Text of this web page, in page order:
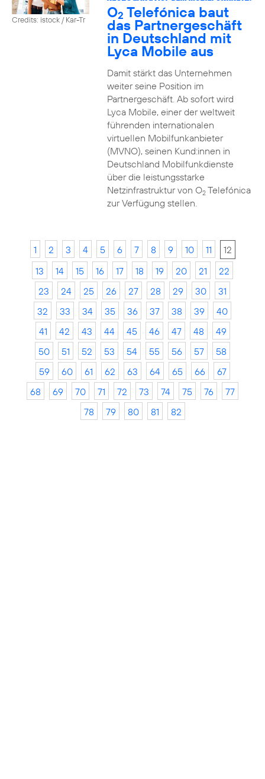
Credits: istock / Kar-Tr O2 Telefónica baut
das Partnergeschäft
in Deutschland mit
Lyca Mobile aus
Damit stärkt das Unternehmen
weiter seine Position im
Partnergeschäft. Ab sofort wird
Lyca Mobile, einer der weltweit
führenden internationalen
virtuellen Mobilfunkanbieter
(MVNO), seinen Kund:innen in
Deutschland Mobilfunkdienste
über die leistungsstarke
Netzinfrastruktur von O2Telefónica
zur Verfügung stellen.
1 2 3 4 5 6 7 8 9 10 11
12
13
14 15 16 17 18 19 20 21
22
23
24 25 26 27 28 29 30
31
32
33 34 35 36 37 38 39
40
41
42 43 44 45 46 47 48
49
50
51 52 53 54 55 56 57
58
59
60 61 62 63 64 65 66
67
68
69 70 71 72 73 74 75 76
77
78
79 80 81 82